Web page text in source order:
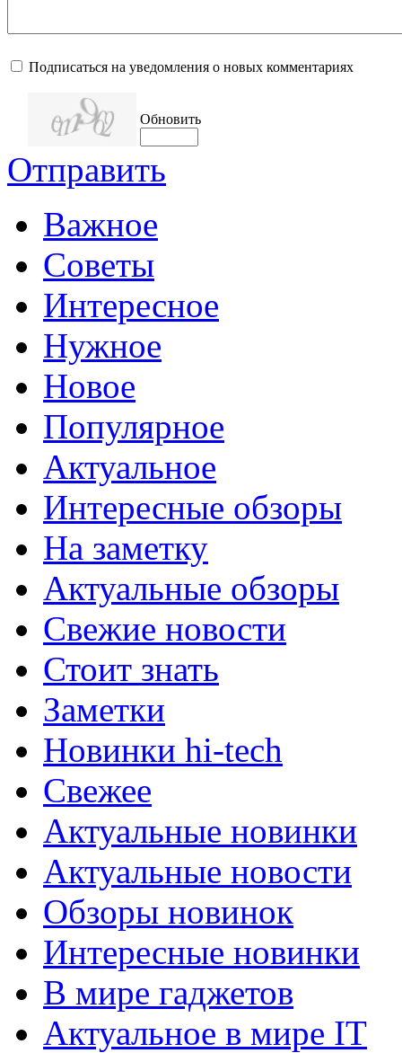
Подписаться на уведомления о новых комментариях
Обновить
Отправить
Важное
Советы
Интересное
Нужное
Новое
Популярное
Актуальное
Интересные обзоры
На заметку
Актуальные обзоры
Свежие новости
Стоит знать
Заметки
Новинки hi-tech
Свежее
Актуальные новинки
Актуальные новости
Обзоры новинок
Интересные новинки
В мире гаджетов
Актуальное в мире IT